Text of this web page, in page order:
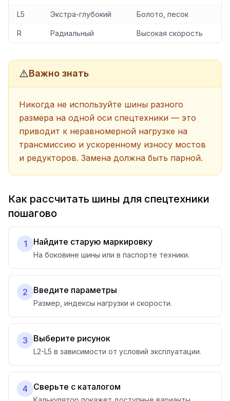
L5 Экстра-глубокий Болото, песок
R Радиальный Высокая скорость
⚠️Важно знать
Никогда не используйте шины разного
размера на одной оси спецтехники — это
приводит к неравномерной нагрузке на
трансмиссию и ускоренному износу мостов
и редукторов. Замена должна быть парной.
Как рассчитать шины для спецтехники
пошагово
1 Найдите старую маркировку
На боковине шины или в паспорте техники.
2 Введите параметры
Размер, индексы нагрузки и скорости.
3 Выберите рисунок
L2-L5 в зависимости от условий эксплуатации.
4 Сверьте с каталогом